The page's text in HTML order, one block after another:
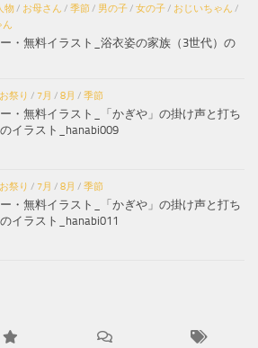
物/ お母さん / 季節/ 男の子/ 女の子/ おじいちゃん /
ん
・無料イラスト_浴衣姿の家族（3世代）の
お祭り / 7月 / 8月 / 季節
・無料イラスト_「かぎや」の掛け声と打ち
イラスト_hanabi009
お祭り / 7月 / 8月 / 季節
・無料イラスト_「かぎや」の掛け声と打ち
イラスト_hanabi011